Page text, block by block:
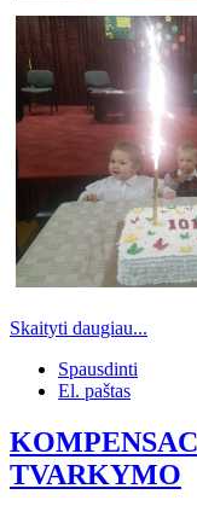
Skaityti daugiau...
Spausdinti
El. paštas
TVARKYMO